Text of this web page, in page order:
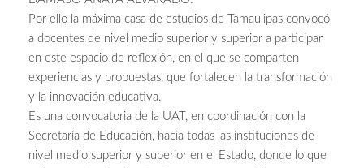
Por ello la máxima casa de estudios de Tamaulipas convocó
a docentes de nivel medio superior y superior a participar
en este espacio de reflexión, en el que se comparten
experiencias y propuestas, que fortalecen la transformación
y la innovación educativa.
Es una convocatoria de la UAT, en coordinación con la
Secretaría de Educación, hacia todas las instituciones de
nivel medio superior y superior en el Estado, donde lo que